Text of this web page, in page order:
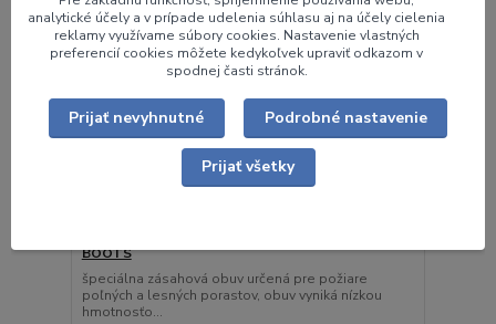
BOOTS
špeciálna zásahová obuv určená pre požiare
poľných a lesných porastov, obuv vyniká nízkou
hmotnosťo...
analytické účely a v prípade udelenia súhlasu aj na účely cielenia
reklamy využívame súbory cookies. Nastavenie vlastných
preferencií cookies môžete kedykoľvek upraviť odkazom v
spodnej časti stránok.
Prijať nevyhnutné Podrobné nastavenie
Prijať všetky